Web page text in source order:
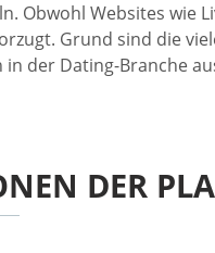
Obwohl Websites wie
Grund sind die
der Dating-Branche
DER